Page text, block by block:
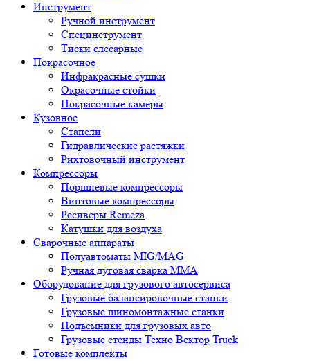
Инструмент
Ручной инструмент
Специнструмент
Тиски слесарные
Покрасочное
Инфракрасные сушки
Окрасочные стойки
Покрасочные камеры
Кузовное
Стапели
Гидравлические растяжки
Рихтовочный инструмент
Компрессоры
Поршневые компрессоры
Винтовые компрессоры
Ресиверы Remeza
Катушки для воздуха
Сварочные аппараты
Полуавтоматы MIG/MAG
Ручная дуговая сварка ММА
Оборудование для грузового автосервиса
Грузовые балансировочные станки
Грузовые шиномонтажные станки
Подъемники для грузовых авто
Грузовые стенды Техно Вектор Truck
Готовые комплекты